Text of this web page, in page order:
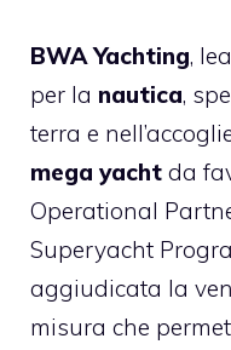
BWA Yachting,
per la nautica,
terra e
mega yacht da
Operational
Superyacht
aggiudicata la
misura che